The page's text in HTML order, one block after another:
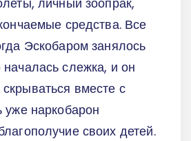
средства. Все
Эскобаром занялось
слежка, и он
вместе с
уже наркобарон
своих детей.